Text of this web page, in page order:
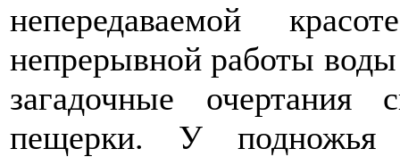
непередаваемой
непрерывной работы
загадочные
пещерки. У